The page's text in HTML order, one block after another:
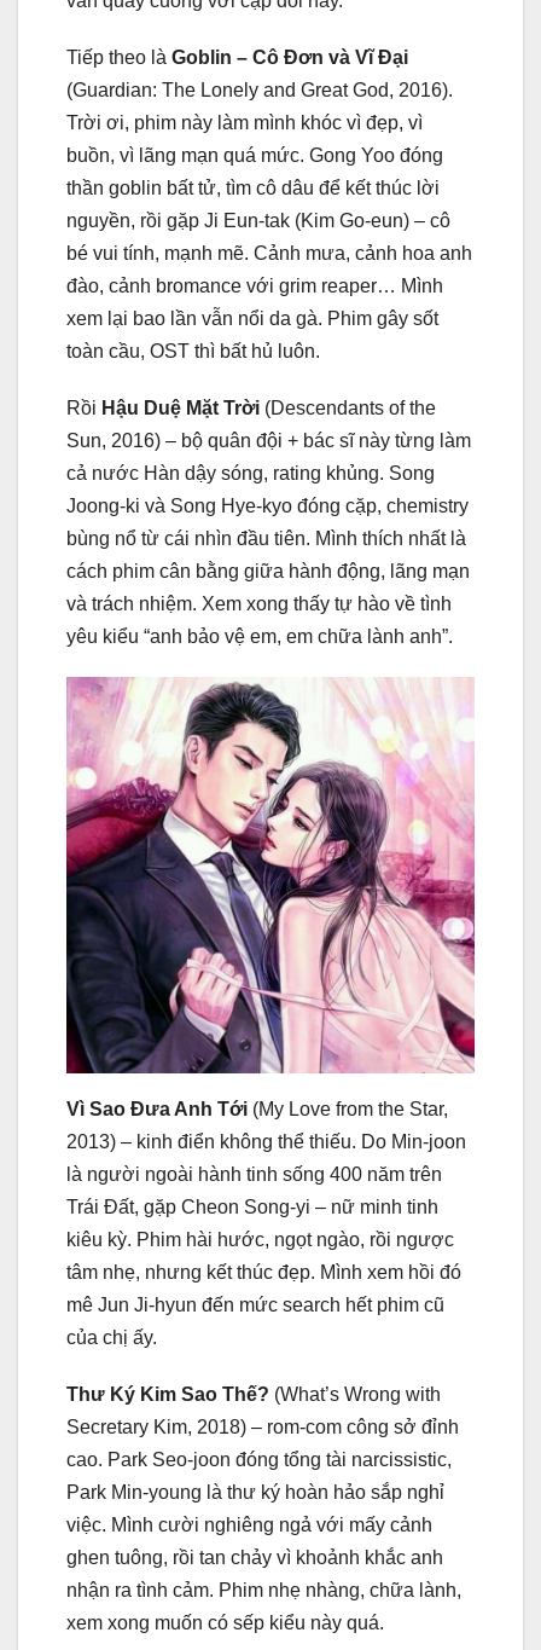
Tiếp theo là Goblin – Cô Đơn và Vĩ Đại
(Guardian: The Lonely and Great God, 2016).
Trời ơi, phim này làm mình khóc vì đẹp, vì
buồn, vì lãng mạn quá mức. Gong Yoo đóng
thần goblin bất tử, tìm cô dâu để kết thúc lời
nguyền, rồi gặp Ji Eun-tak (Kim Go-eun) – cô
bé vui tính, mạnh mẽ. Cảnh mưa, cảnh hoa anh
đào, cảnh bromance với grim reaper… Mình
xem lại bao lần vẫn nổi da gà. Phim gây sốt
toàn cầu, OST thì bất hủ luôn.
Rồi Hậu Duệ Mặt Trời (Descendants of the
Sun, 2016) – bộ quân đội + bác sĩ này từng làm
cả nước Hàn dậy sóng, rating khủng. Song
Joong-ki và Song Hye-kyo đóng cặp, chemistry
bùng nổ từ cái nhìn đầu tiên. Mình thích nhất là
cách phim cân bằng giữa hành động, lãng mạn
và trách nhiệm. Xem xong thấy tự hào về tình
yêu kiểu “anh bảo vệ em, em chữa lành anh”.
Vì Sao Đưa Anh Tới (My Love from the Star,
2013) – kinh điển không thể thiếu. Do Min-joon
là người ngoài hành tinh sống 400 năm trên
Trái Đất, gặp Cheon Song-yi – nữ minh tinh
kiêu kỳ. Phim hài hước, ngọt ngào, rồi ngược
tâm nhẹ, nhưng kết thúc đẹp. Mình xem hồi đó
mê Jun Ji-hyun đến mức search hết phim cũ
của chị ấy.
Thư Ký Kim Sao Thế? (What’s Wrong with
Secretary Kim, 2018) – rom-com công sở đỉnh
cao. Park Seo-joon đóng tổng tài narcissistic,
Park Min-young là thư ký hoàn hảo sắp nghỉ
việc. Mình cười nghiêng ngả với mấy cảnh
ghen tuông, rồi tan chảy vì khoảnh khắc anh
nhận ra tình cảm. Phim nhẹ nhàng, chữa lành,
xem xong muốn có sếp kiểu này quá.